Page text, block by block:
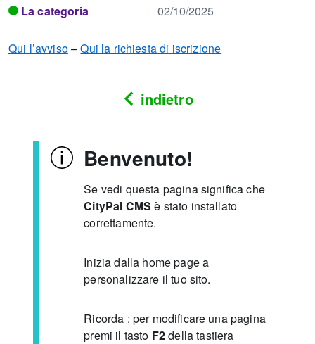
La categoria 02/10/2025
Qui l’avviso–Qui la richiesta di iscrizione
indietro
Benvenuto!
Se vedi questa pagina significa che
CityPal CMS è stato installato
correttamente.
Inizia dalla home page a
personalizzare il tuo sito.
Ricorda : per modificare una pagina
premi il tasto F2della tastiera